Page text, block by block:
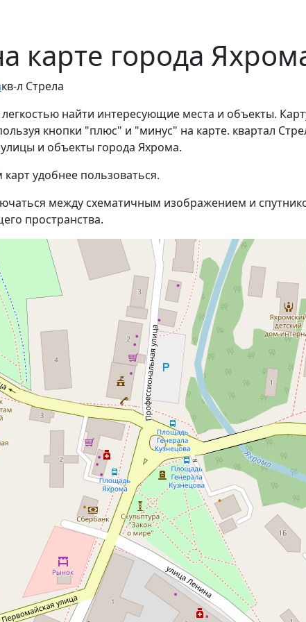
карте города
кв-л Стрела
найти интересующие места и объекты.
кнопки "плюс" и "минус" на карте. квартал
и объекты города Яхрома.
удобнее пользоваться.
между схематичным изображением и
пространства.